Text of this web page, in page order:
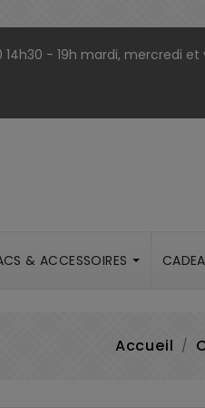
14h30 - 19h mardi, mercredi et
& ACCESSOIRES
Accueil